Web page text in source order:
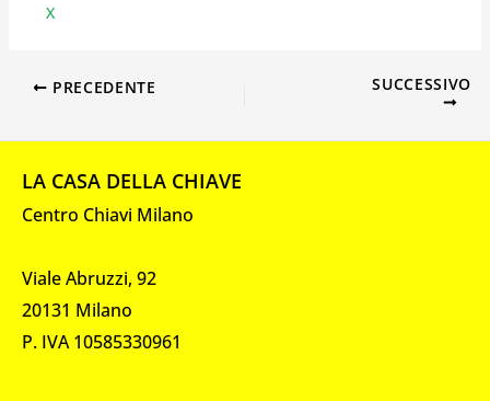
X
PRECEDENTE SUCCESSIVO
LA CASA DELLA CHIAVE
Centro Chiavi Milano
Viale Abruzzi, 92
20131 Milano
P. IVA 10585330961